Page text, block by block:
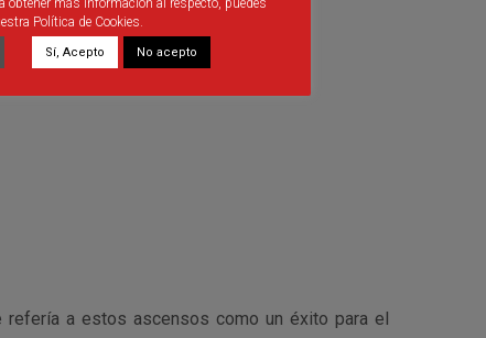
refería a estos ascensos como un éxito para el
Política de Cookies.
Sí, Acepto No acepto